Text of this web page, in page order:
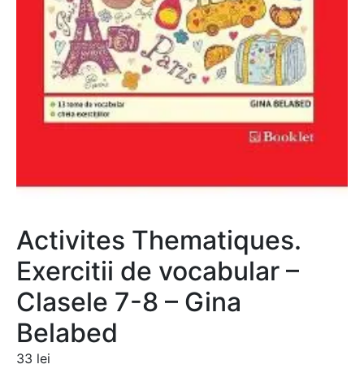
Activites Thematiques.
Exercitii de vocabular –
Clasele 7-8 – Gina
Belabed
33 lei